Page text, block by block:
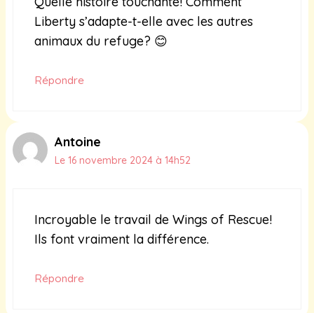
Liberty s’adapte-t-elle avec les autres
animaux du refuge? 😊
Répondre
Antoine
Le 16 novembre 2024 à 14h52
Incroyable le travail de Wings of Rescue!
Ils font vraiment la différence.
Répondre